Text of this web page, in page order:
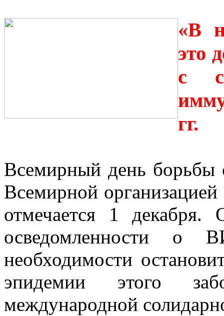
«В
это
с
гг.
Всемирный день
Всемирной
отмечается 1
осведомленности о
необходимости
эпидемии этого
международной